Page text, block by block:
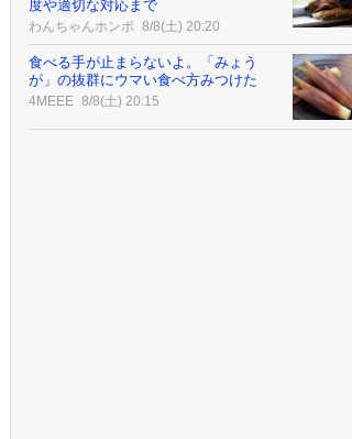
度や適切な対応まで
わんちゃんホンポ 8/8(土) 20:20
食べる手が止まらないよ。「みょう
が」の抜群にウマい食べ方みつけた
4MEEE 8/8(土) 20:15